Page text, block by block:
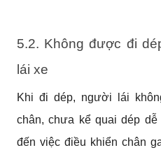
5.2. Không được đi
lái xe
Khi đi dép, người lái
chân, chưa kể quai dép
đến việc điều khiển chân